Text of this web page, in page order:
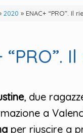
2020 » ENAC+ “PRO”. Il
, due
a
per riuscire a